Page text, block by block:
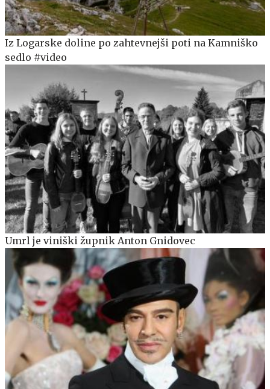
Iz Logarske doline po zahtevnejši poti na Kamniško
sedlo #video
Umrl je viniški župnik Anton Gnidovec